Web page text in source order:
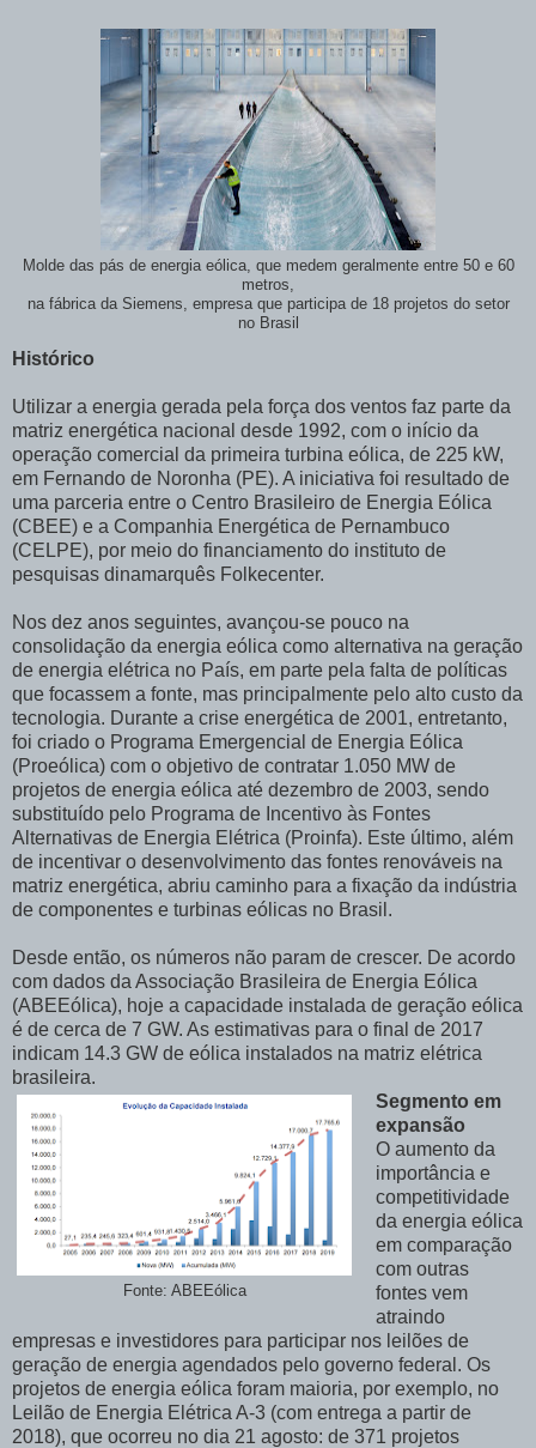
Molde das pás de energia eólica, que medem geralmente entre 50 e 60
metros,
na fábrica da Siemens, empresa que participa de 18 projetos do setor
no Brasil
Histórico
Utilizar a energia gerada pela força dos ventos faz parte da
matriz energética nacional desde 1992, com o início da
operação comercial da primeira turbina eólica, de 225 kW,
em Fernando de Noronha (PE). A iniciativa foi resultado de
uma parceria entre o Centro Brasileiro de Energia Eólica
(CBEE) e a Companhia Energética de Pernambuco
(CELPE), por meio do financiamento do instituto de
pesquisas dinamarquês Folkecenter.
Nos dez anos seguintes, avançou-se pouco na
consolidação da energia eólica como alternativa na geração
de energia elétrica no País, em parte pela falta de políticas
que focassem a fonte, mas principalmente pelo alto custo da
tecnologia. Durante a crise energética de 2001, entretanto,
foi criado o Programa Emergencial de Energia Eólica
(Proeólica) com o objetivo de contratar 1.050 MW de
projetos de energia eólica até dezembro de 2003, sendo
substituído pelo Programa de Incentivo às Fontes
Alternativas de Energia Elétrica (Proinfa). Este último, além
de incentivar o desenvolvimento das fontes renováveis na
matriz energética, abriu caminho para a fixação da indústria
de componentes e turbinas eólicas no Brasil.
Desde então, os números não param de crescer. De acordo
com dados da Associação Brasileira de Energia Eólica
(ABEEólica), hoje a capacidade instalada de geração eólica
é de cerca de 7 GW. As estimativas para o final de 2017
indicam 14.3 GW de eólica instalados na matriz elétrica
brasileira.
Fonte: ABEEólica
Segmento em
expansão
O aumento da
importância e
competitividade
da energia eólica
em comparação
com outras
fontes vem
atraindo
empresas e investidores para participar nos leilões de
geração de energia agendados pelo governo federal. Os
projetos de energia eólica foram maioria, por exemplo, no
Leilão de Energia Elétrica A-3 (com entrega a partir de
2018), que ocorreu no dia 21 agosto: de 371 projetos